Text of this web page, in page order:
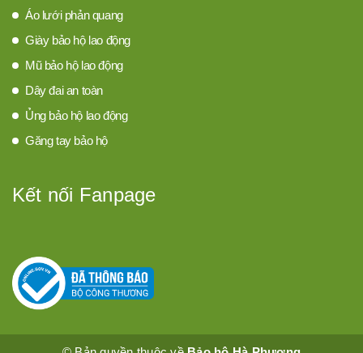
Áo lưới phản quang
Giày bảo hộ lao động
Mũ bảo hộ lao động
Dây đai an toàn
Ủng bảo hộ lao động
Găng tay bảo hộ
Kết nối Fanpage